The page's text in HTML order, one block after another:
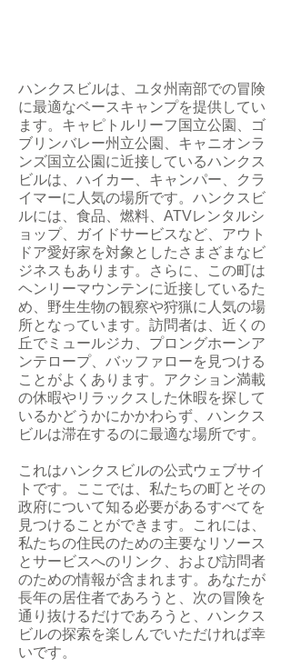
ハンクスビルは、ユタ州南部での冒険
に最適なベースキャンプを提供してい
ます。キャピトルリーフ国立公園、ゴ
ブリンバレー州立公園、キャニオンラ
ンズ国立公園に近接しているハンクス
ビルは、ハイカー、キャンパー、クラ
イマーに人気の場所です。ハンクスビ
ルには、食品、燃料、ATVレンタルシ
ョップ、ガイドサービスなど、アウト
ドア愛好家を対象としたさまざまなビ
ジネスもあります。さらに、この町は
ヘンリーマウンテンに近接しているた
め、野生生物の観察や狩猟に人気の場
所となっています。訪問者は、近くの
丘でミュールジカ、プロングホーンア
ンテロープ、バッファローを見つける
ことがよくあります。アクション満載
の休暇やリラックスした休暇を探して
いるかどうかにかかわらず、ハンクス
ビルは滞在するのに最適な場所です。
これはハンクスビルの公式ウェブサイ
トです。ここでは、私たちの町とその
政府について知る必要があるすべてを
見つけることができます。これには、
私たちの住民のための主要なリソース
とサービスへのリンク、および訪問者
のための情報が含まれます。あなたが
長年の居住者であろうと、次の冒険を
通り抜けるだけであろうと、ハンクス
ビルの探索を楽しんでいただければ幸
いです。